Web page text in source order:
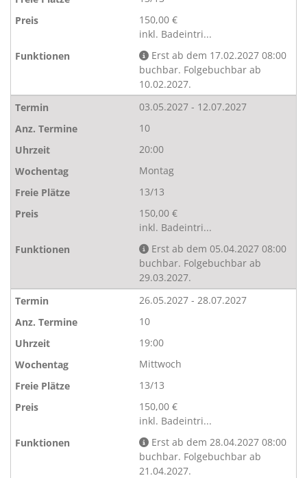
150,00 €
inkl. Badeintri...
Erst ab dem 17.02.2027 08:00
buchbar. Folgebuchbar ab
10.02.2027.
03.05.2027 - 12.07.2027
10
20:00
Montag
13/13
150,00 €
inkl. Badeintri...
Erst ab dem 05.04.2027 08:00
buchbar. Folgebuchbar ab
29.03.2027.
26.05.2027 - 28.07.2027
10
19:00
Mittwoch
13/13
150,00 €
inkl. Badeintri...
Erst ab dem 28.04.2027 08:00
buchbar. Folgebuchbar ab
21.04.2027.